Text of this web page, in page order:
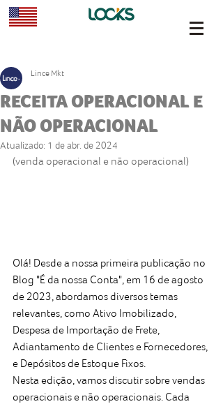
RECEITA OPERACIONAL E
NÃO OPERACIONAL
Lince Mkt
Atualizado: 1 de abr. de 2024
(venda operacional e não operacional)
Olá! Desde a nossa primeira publicação no
Blog "É da nossa Conta", em 16 de agosto
de 2023, abordamos diversos temas
relevantes, como Ativo Imobilizado,
Despesa de Importação de Frete,
Adiantamento de Clientes e Fornecedores,
e Depósitos de Estoque Fixos.
Nesta edição, vamos discutir sobre vendas
operacionais e não operacionais. Cada